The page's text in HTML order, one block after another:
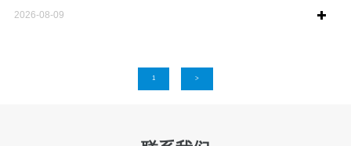
2026-08-09
1 >